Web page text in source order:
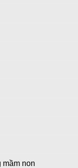
mầm non